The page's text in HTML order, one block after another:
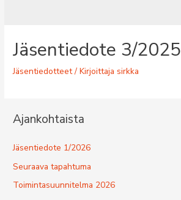
Jäsentiedote 3/2025
Jäsentiedotteet/ Kirjoittajasirkka
Ajankohtaista
Jäsentiedote 1/2026
Seuraava tapahtuma
Toimintasuunnitelma 2026